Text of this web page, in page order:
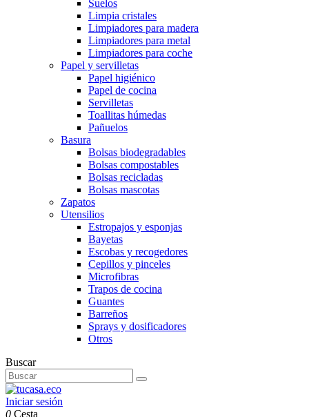
Suelos
Limpia cristales
Limpiadores para madera
Limpiadores para metal
Limpiadores para coche
Papel y servilletas
Papel higiénico
Papel de cocina
Servilletas
Toallitas húmedas
Pañuelos
Basura
Bolsas biodegradables
Bolsas compostables
Bolsas recicladas
Bolsas mascotas
Zapatos
Utensilios
Estropajos y esponjas
Bayetas
Escobas y recogedores
Cepillos y pinceles
Microfibras
Trapos de cocina
Guantes
Barreños
Sprays y dosificadores
Otros
Buscar
Iniciar sesión
0 Cesta